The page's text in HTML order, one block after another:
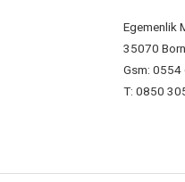
Egemenlik
35070
Gsm:
T: 0850